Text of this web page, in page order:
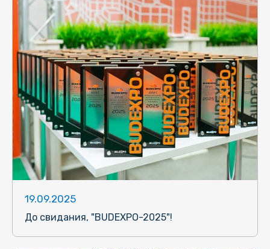
19.09.2025
До свидания, "BUDEXPO-2025"!